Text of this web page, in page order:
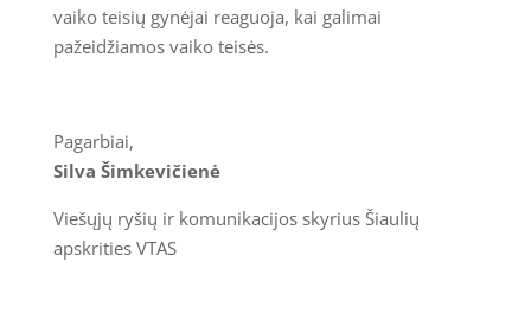
vaiko teisių gynėjai reaguoja, kai galimai
pažeidžiamos vaiko teisės.
Pagarbiai,
Silva Šimkevičienė
Viešųjų ryšių ir komunikacijos skyrius Šiaulių
apskrities VTAS